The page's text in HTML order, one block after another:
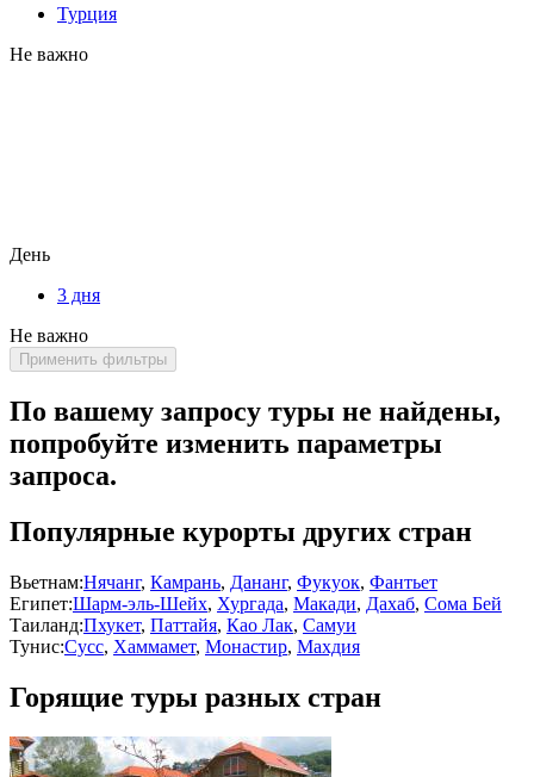
Турция
Не важно
День
3 дня
Не важно
Применить фильтры
По вашему запросу туры не найдены,
попробуйте изменить параметры
запроса.
Популярные курорты других стран
Вьетнам:Нячанг, Камрань, Дананг, Фукуок, Фантьет
Египет:Шарм-эль-Шейх, Хургада, Макади, Дахаб, Сома Бей
Таиланд:Пхукет, Паттайя, Као Лак, Самуи
Тунис:Сусс, Хаммамет, Монастир, Махдия
Горящие туры разных стран